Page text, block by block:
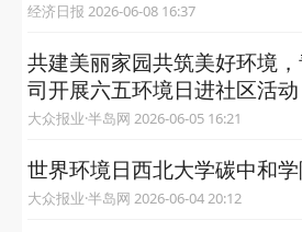
经济日报 2026-06-08 16:37
共建美丽家园共筑美好环境
司开展六五环境日进社区活动 ​
大众报业·半岛网 2026-06-05 16:21
世界环境日西北大学碳中和
大众报业·半岛网 2026-06-04 20:12